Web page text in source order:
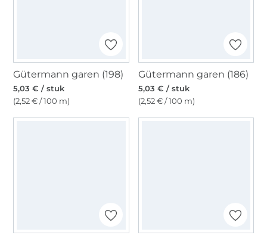
Gütermann garen (198)
5,03 € / stuk
(2,52 € / 100 m)
Gütermann garen (186)
5,03 € / stuk
(2,52 € / 100 m)